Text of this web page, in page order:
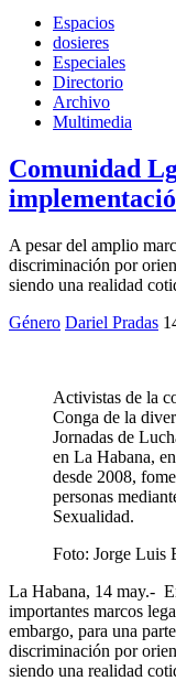
Espacios
dosieres
Especiales
Directorio
Archivo
Multimedia
Comunidad
A pesar del amplio
discriminación por
siendo una realidad
Género Dariel Pradas
Activistas de la
Conga de la
Jornadas de
en La Habana,
desde 2008,
personas
Sexualidad.
Foto: Jorge Luis
La Habana, 14 may.-
importantes marcos
embargo, para una
discriminación por
siendo una realidad